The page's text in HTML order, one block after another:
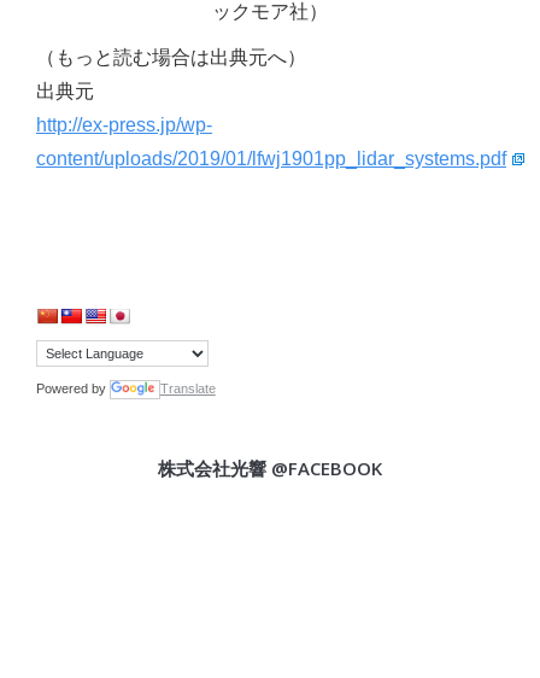
ックモア社）
（もっと読む場合は出典元へ）
出典元
http://ex-press.jp/wp-
content/uploads/2019/01/lfwj1901pp_lidar_systems.pdf
Powered by Translate
株式会社光響 @FACEBOOK